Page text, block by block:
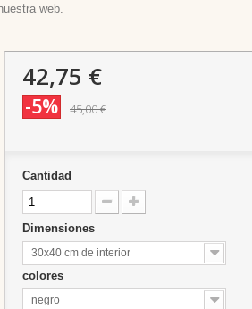
web.
42,75 €
-5% 45,00 €
Cantidad
Dimensiones
30x40 cm de interior
colores
negro